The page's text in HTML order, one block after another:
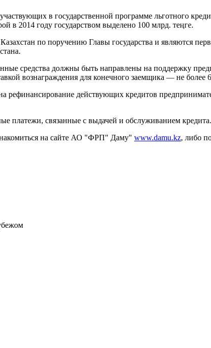
в государственной программе льготного
в 2014 году государством выделено 100 млрд. теңге.
по поручению Главы государства и являются
средства должны быть направлены на поддержку
вознаграждения для конечного заемщика — не более
рефинансирование действующих кредитов
платежи, связанные с выдачей и обслуживанием кредита.
на сайте АО "ФРП" Даму" www.damu.kz, либо